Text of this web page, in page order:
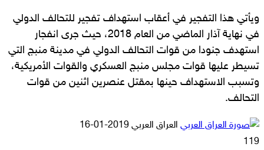
ويأتي هذا التفجير في أعقاب استهداف تفجير للتحالف الدولي
في نهاية آذار الماضي من العام 2018، حيث جرى انفجار
استهدف جنودا من قوات التحالف الدولي في مدينة منبج التي
تسيطر عليها قوات مجلس منبج العسكري والقوات الأمريكية،
وتسبب الاستهداف حينها بمقتل عنصرين اثنين من قوات
التحالف.
العراق العربي أرسل
2019-01-16
119